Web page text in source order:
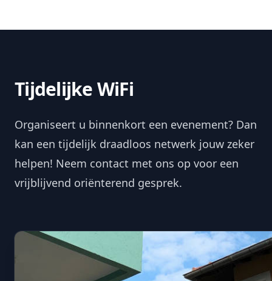
Tijdelijke WiFi
Organiseert u binnenkort een evenement? Dan
kan een tijdelijk draadloos netwerk jouw zeker
helpen! Neem contact met ons op voor een
vrijblijvend oriënterend gesprek.